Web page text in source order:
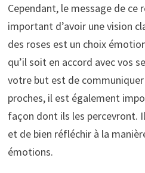
Cependant, le message de ce
important d’avoir une vision
des roses est un choix
qu’il soit en accord avec vos
votre but est de
proches, il est également
façon dont ils les percevront.
et de bien réfléchir à la
émotions.